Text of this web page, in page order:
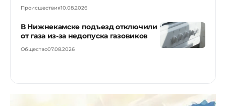
Происшествия10.08.2026
В Нижнекамске подъезд отключили
от газа из-за недопуска газовиков
Общество07.08.2026